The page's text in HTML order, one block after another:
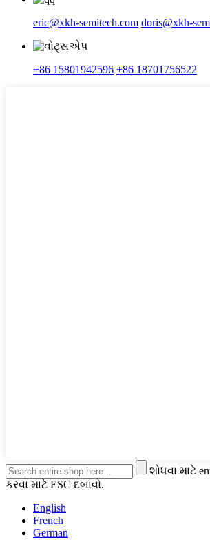
eric@xkh-semitech.com doris@xkh-
+86 15801942596 +86 18701756522
શોધવા માટે
કરવા માટે ESC દબાવો.
English
French
German